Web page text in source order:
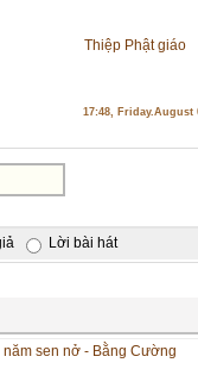
Thiệp Phật giáo
17:48, Friday.August
Lời bài hát
năm sen nở - Bằng Cường